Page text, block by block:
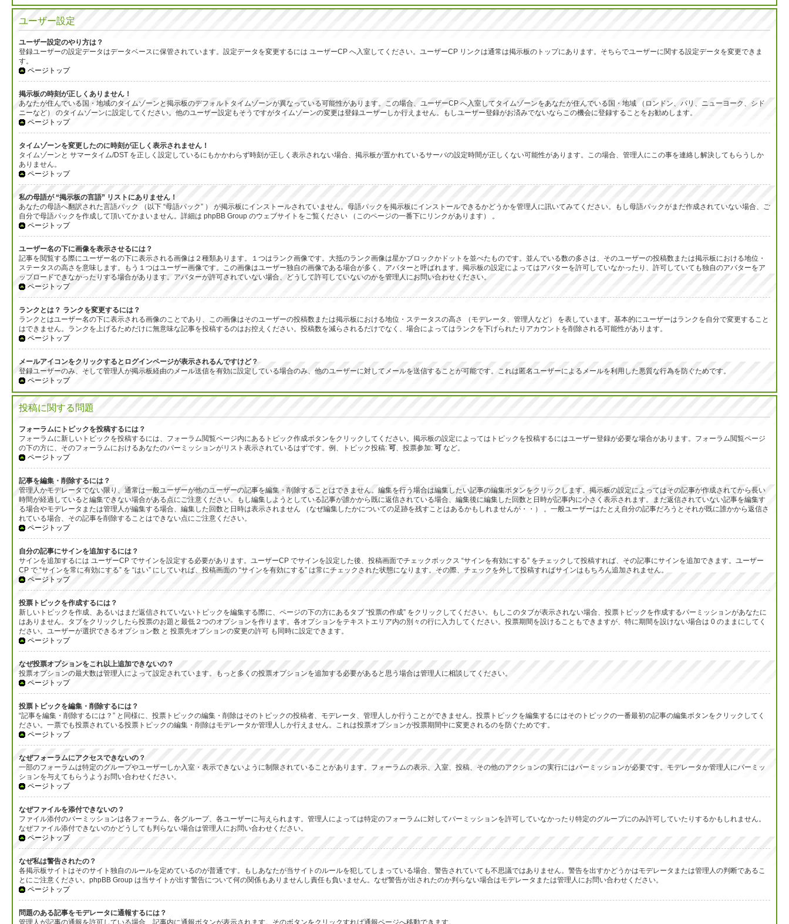
ユーザー設定
ユーザー設定のやり方は？
登録ユーザーの設定データはデータベースに保管されています。設定データを変更するには ユーザーCP へ入室してください。ユーザーCP リンクは通常は掲示板のトップにあります。そちらでユーザーに関する設定データを変更できま
す。
ページトップ
掲示板の時刻が正しくありません！
あなたが住んでいる国・地域のタイムゾーンと掲示板のデフォルトタイムゾーンが異なっている可能性があります。この場合、ユーザーCP へ入室してタイムゾーンをあなたが住んでいる国・地域 （ロンドン、パリ、ニューヨーク、シド
ニーなど） のタイムゾーンに設定してください。他のユーザー設定もそうですがタイムゾーンの変更は登録ユーザーしか行えません。もしユーザー登録がお済みでないならこの機会に登録することをお勧めします。
ページトップ
タイムゾーンを変更したのに時刻が正しく表示されません！
タイムゾーンと サマータイム/DST を正しく設定しているにもかかわらず時刻が正しく表示されない場合、掲示板が置かれているサーバの設定時間が正しくない可能性があります。この場合、管理人にこの事を連絡し解決してもらうしか
ありません。
ページトップ
私の母語が “掲示板の言語” リストにありません！
あなたの母語へ翻訳された言語パック （以下 “母語パック” ） が掲示板にインストールされていません。母語パックを掲示板にインストールできるかどうかを管理人に訊いてみてください。もし母語パックがまだ作成されていない場合、ご
自分で母語パックを作成して頂いてかまいません。詳細は phpBB Group のウェブサイトをご覧ください （このページの一番下にリンクがあります） 。
ページトップ
ユーザー名の下に画像を表示させるには？
記事を閲覧する際にユーザー名の下に表示される画像は２種類あります。１つはランク画像です。大抵のランク画像は星かブロックかドットを並べたものです。並んでいる数の多さは、そのユーザーの投稿数または掲示板における地位・
ステータスの高さを意味します。もう１つはユーザー画像です。この画像はユーザー独自の画像である場合が多く、アバターと呼ばれます。掲示板の設定によってはアバターを許可していなかったり、許可していても独自のアバターをア
ップロードできなかったりする場合があります。アバターが許可されていない場合、どうして許可していないのかを管理人にお問い合わせください。
ページトップ
ランクとは？ ランクを変更するには？
ランクとはユーザー名の下に表示される画像のことであり、この画像はそのユーザーの投稿数または掲示板における地位・ステータスの高さ （モデレータ、管理人など） を表しています。基本的にユーザーはランクを自分で変更すること
はできません。ランクを上げるためだけに無意味な記事を投稿するのはお控えください。投稿数を減らされるだけでなく、場合によってはランクを下げられたりアカウントを削除される可能性があります。
ページトップ
メールアイコンをクリックするとログインページが表示されるんですけど？
登録ユーザーのみ、そして管理人が掲示板経由のメール送信を有効に設定している場合のみ、他のユーザーに対してメールを送信することが可能です。これは匿名ユーザーによるメールを利用した悪質な行為を防ぐためです。
ページトップ
投稿に関する問題
フォーラムにトピックを投稿するには？
フォーラムに新しいトピックを投稿するには、フォーラム閲覧ページ内にあるトピック作成ボタンをクリックしてください。掲示板の設定によってはトピックを投稿するにはユーザー登録が必要な場合があります。フォーラム閲覧ページ
の下の方に、そのフォーラムにおけるあなたのパーミッションがリスト表示されているはずです。例、トピック投稿: 可、投票参加: 可 など。
ページトップ
記事を編集・削除するには？
管理人かモデレータでない限り、通常は一般ユーザーが他のユーザーの記事を編集・削除することはできません。編集を行う場合は編集したい記事の編集ボタンをクリックします。掲示板の設定によってはその記事が作成されてから長い
時間が経過していると編集できない場合がある点にご注意ください。もし編集しようとしている記事が誰かから既に返信されている場合、編集後に編集した回数と日時が記事内に小さく表示されます。まだ返信されていない記事を編集す
る場合やモデレータまたは管理人が編集する場合、編集した回数と日時は表示されません （なぜ編集したかについての足跡を残すことはあるかもしれませんが・・） 。一般ユーザーはたとえ自分の記事だろうとそれが既に誰かから返信さ
れている場合、その記事を削除することはできない点にご注意ください。
ページトップ
自分の記事にサインを追加するには？
サインを追加するには ユーザーCP でサインを設定する必要があります。ユーザーCP でサインを設定した後、投稿画面でチェックボックス “サインを有効にする” をチェックして投稿すれば、その記事にサインを追加できます。ユーザー
CP で “サインを常に有効にする” を “はい” にしていれば、投稿画面の “サインを有効にする” は常にチェックされた状態になります。その際、チェックを外して投稿すればサインはもちろん追加されません。
ページトップ
投票トピックを作成するには？
新しいトピックを作成、あるいはまだ返信されていないトピックを編集する際に、ページの下の方にあるタブ “投票の作成” をクリックしてください。もしこのタブが表示されない場合、投票トピックを作成するパーミッションがあなたに
はありません。タブをクリックしたら投票のお題と最低２つのオプションを作ります。各オプションをテキストエリア内の別々の行に入力してください。投票期間を設けることもできますが、特に期間を設けない場合は 0 のままにしてく
ださい。ユーザーが選択できるオプション数 と 投票先オプションの変更の許可 も同時に設定できます。
ページトップ
なぜ投票オプションをこれ以上追加できないの？
投票オプションの最大数は管理人によって設定されています。もっと多くの投票オプションを追加する必要があると思う場合は管理人に相談してください。
ページトップ
投票トピックを編集・削除するには？
“記事を編集・削除するには？” と同様に、投票トピックの編集・削除はそのトピックの投稿者、モデレータ、管理人しか行うことができません。投票トピックを編集するにはそのトピックの一番最初の記事の編集ボタンをクリックしてく
ださい。一票でも投票されている投票トピックの編集・削除はモデレータか管理人しか行えません。これは投票オプションが投票期間中に変更されるのを防ぐためです。
ページトップ
なぜフォーラムにアクセスできないの？
一部のフォーラムは特定のグループやユーザーしか入室・表示できないように制限されていることがあります。フォーラムの表示、入室、投稿、その他のアクションの実行にはパーミッションが必要です。モデレータか管理人にパーミッ
ションを与えてもらうようお問い合わせください。
ページトップ
なぜファイルを添付できないの？
ファイル添付のパーミッションは各フォーラム、各グループ、各ユーザーに与えられます。管理人によっては特定のフォーラムに対してパーミッションを許可していなかったり特定のグループにのみ許可していたりするかもしれません。
なぜファイル添付できないのかどうしても判らない場合は管理人にお問い合わせください。
ページトップ
なぜ私は警告されたの？
各掲示板サイトはそのサイト独自のルールを定めているのが普通です。もしあなたが当サイトのルールを犯してしまっている場合、警告されていても不思議ではありません。警告を出すかどうかはモデレータまたは管理人の判断であるこ
とにご注意ください。phpBB Group は当サイトが出す警告について何の関係もありませんし責任も負いません。なぜ警告が出されたのか判らない場合はモデレータまたは管理人にお問い合わせください。
ページトップ
問題のある記事をモデレータに通報するには？
管理人が記事の通報を許可している場合、記事内に通報ボタンが表示されます。そのボタンをクリックすれば通報ページへ移動できます。